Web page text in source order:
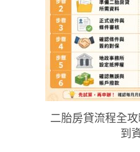
二胎房貸流程全
到